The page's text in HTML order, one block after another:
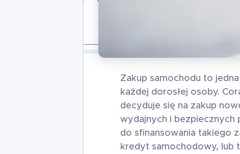
Zakup samochodu to
każdej dorosłej osoby.
decyduje się na zakup
wydajnych i bezpiecznych
do sfinansowania takiego
kredyt samochodowy, lub